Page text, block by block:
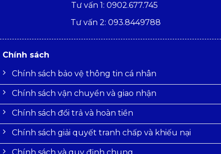
Tư vấn 1: 0902.677.745
Tư vấn 2: 093.8449788
Chính sách
Chính sách bảo vệ thông tin cá nhân
Chính sách vận chuyển và giao nhận
Chính sách đổi trả và hoàn tiền
Chính sách giải quyết tranh chấp và khiếu nại
Chính sách và quy định chung